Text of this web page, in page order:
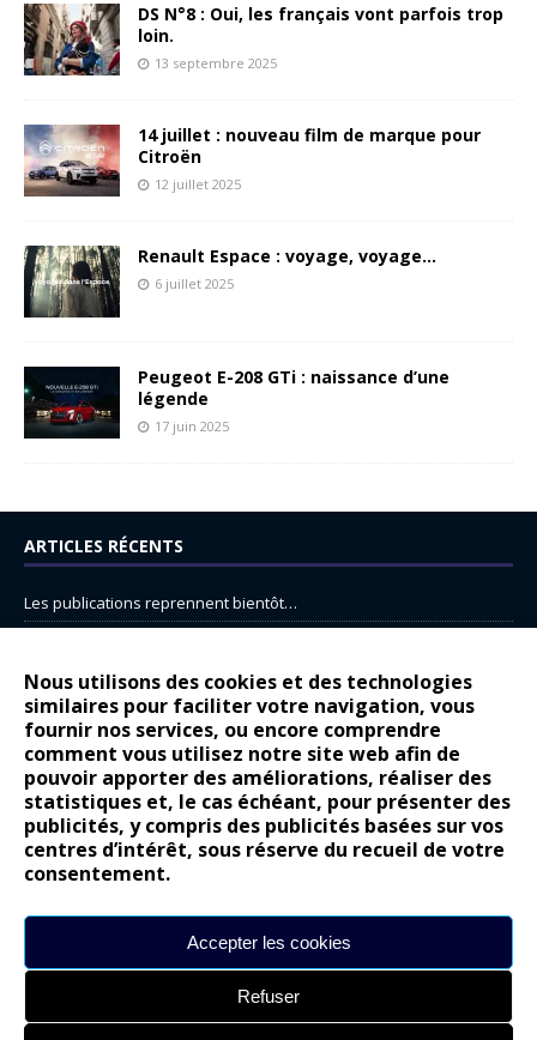
Nous utilisons des cookies et des technologies
similaires pour faciliter votre navigation, vous
fournir nos services, ou encore comprendre
comment vous utilisez notre site web afin de
pouvoir apporter des améliorations, réaliser des
statistiques et, le cas échéant, pour présenter des
publicités, y compris des publicités basées sur vos
centres d’intérêt, sous réserve du recueil de votre
consentement.
Accepter les cookies
Refuser
DS N°8 : Oui, les français vont parfois trop
loin.
13 septembre 2025
14 juillet : nouveau film de marque pour
Citroën
12 juillet 2025
Renault Espace : voyage, voyage…
6 juillet 2025
Peugeot E-208 GTi : naissance d’une
légende
17 juin 2025
ARTICLES RÉCENTS
Les publications reprennent bientôt…
14 juillet : nouveau film de marque pour Citroën
Renault Espace : voyage, voyage…
Peugeot E-208 GTi : naissance d’une légende
COMMENTAIRES RÉCENTS
Bernard DardartdansDacia Sandero : pour les gens vrais
Alpine A290 : L’irrésistible attraction de la légèreté
leroydansLancia Ypsilon : naturellement envoûtante ?
Nouvelle Opel Corsa : Yes of Corsa !